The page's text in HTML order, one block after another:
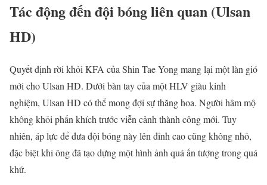
Tác động đến đội bóng liên quan (Ulsan
HD)
Quyết định rời khỏi KFA của Shin Tae Yong mang lại một làn gió
mới cho Ulsan HD. Dưới bàn tay của một HLV giàu kinh
nghiệm, Ulsan HD có thể mong đợi sự thăng hoa. Người hâm mộ
không khỏi phấn khích trước viễn cảnh thành công mới. Tuy
nhiên, áp lực để đưa đội bóng này lên đỉnh cao cũng không nhỏ,
đặc biệt khi ông đã tạo dựng một hình ảnh quá ấn tượng trong quá
khứ.